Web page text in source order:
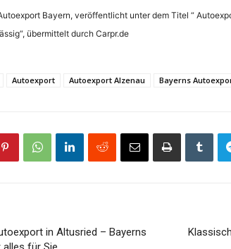
Bayern, veröffentlicht unter dem Titel “
übermittelt durch Carpr.de
Autoexport Autoexport Alzenau Bayerns
in Altusried – Bayerns